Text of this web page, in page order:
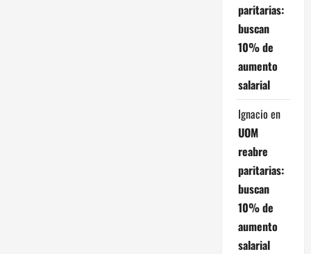
paritarias:
buscan
10% de
aumento
salarial
Ignacio en
UOM
reabre
paritarias:
buscan
10% de
aumento
salarial